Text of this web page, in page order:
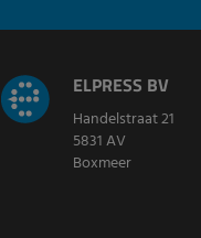
ELPRESS BV
Handelstraat 21
5831 AV
Boxmeer